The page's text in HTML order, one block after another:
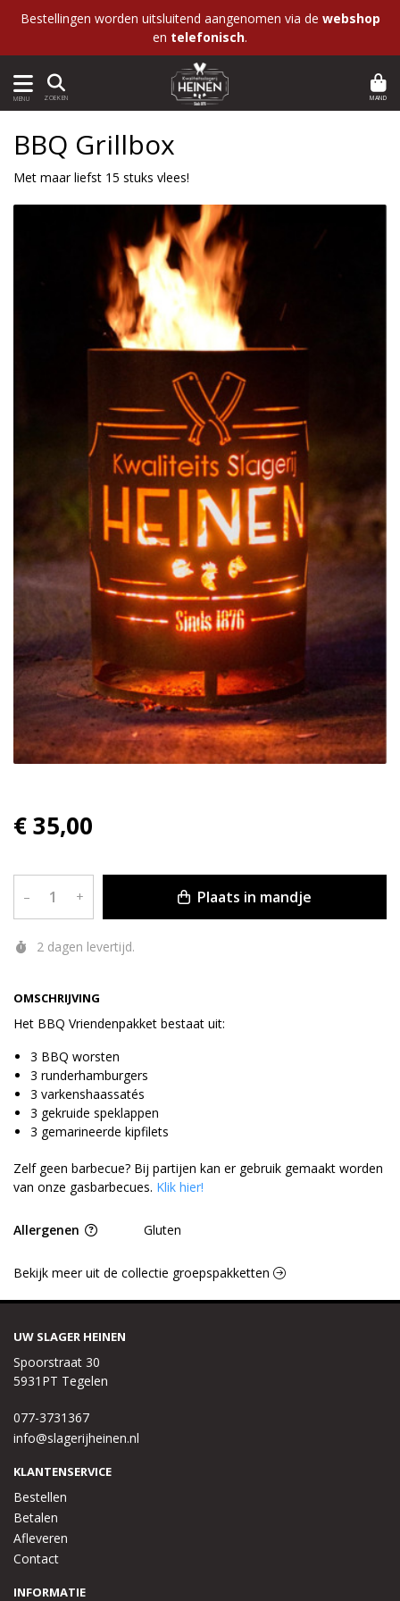
Bestellingen worden uitsluitend aangenomen via de webshop
en telefonisch.
MENU ZOEKEN MAND
OMSCHRIJVING
Het BBQ Vriendenpakket bestaat uit:
3 BBQ worsten
3 runderhamburgers
3 varkenshaassatés
3 gekruide speklappen
3 gemarineerde kipfilets
Zelf geen barbecue? Bij partijen kan er gebruik gemaakt worden
van onze gasbarbecues. Klik hier!
BBQ Grillbox
Met maar liefst 15 stuks vlees!
€ 35,00
– + Plaats in mandje
2 dagen levertijd.
Allergenen Gluten
Bekijk meer uit de collectie groepspakketten
UW SLAGER HEINEN
Spoorstraat 30
5931PT Tegelen
077-3731367
info@slagerijheinen.nl
KLANTENSERVICE
Bestellen
Betalen
Afleveren
Contact
INFORMATIE